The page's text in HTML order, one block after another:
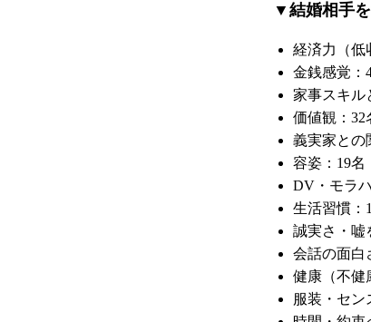
▼結婚相手
経済力（低
金銭感覚：
家事スキル
価値観：32
義実家との
容姿：19名
DV・モラ
生活習慣：
誠実さ・嘘
会話の面白
健康（不健
服装・セン